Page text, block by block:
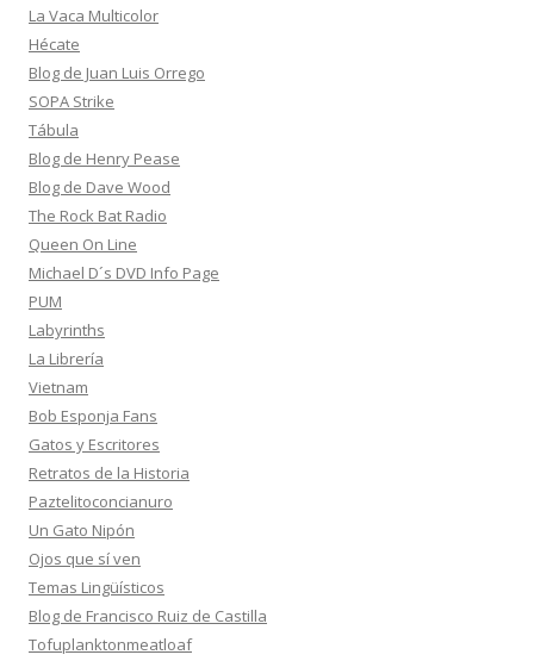
La Vaca Multicolor
Hécate
Blog de Juan Luis Orrego
SOPA Strike
Tábula
Blog de Henry Pease
Blog de Dave Wood
The Rock Bat Radio
Queen On Line
Michael D´s DVD Info Page
PUM
Labyrinths
La Librería
Vietnam
Bob Esponja Fans
Gatos y Escritores
Retratos de la Historia
Paztelitoconcianuro
Un Gato Nipón
Ojos que sí ven
Temas Lingüísticos
Blog de Francisco Ruiz de Castilla
Tofuplanktonmeatloaf